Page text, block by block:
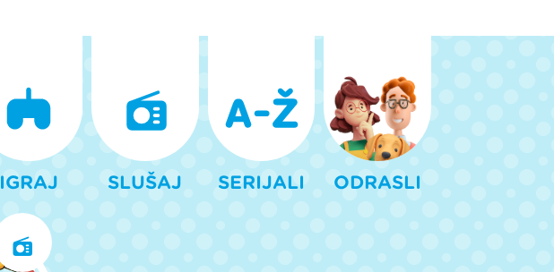
IGRAJ SLUŠAJ SERIJALI ODRASLI